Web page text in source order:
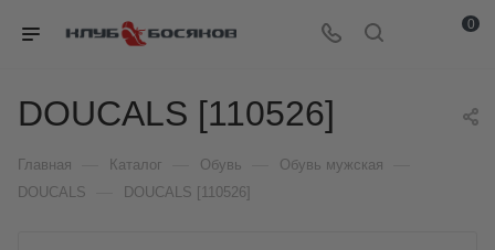
0
DOUCALS [110526]
Главная Каталог Обувь Обувь мужская
DOUCALS DOUCALS [110526]